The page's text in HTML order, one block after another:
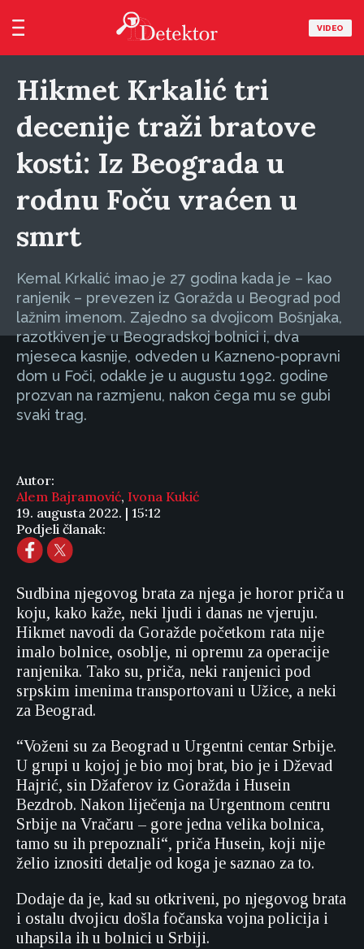
VIDEO
Hikmet Krkalić tri
decenije traži bratove
kosti: Iz Beograda u
rodnu Foču vraćen u
smrt
Kemal Krkalić imao je 27 godina kada je – kao
ranjenik – prevezen iz Goražda u Beograd pod
lažnim imenom. Zajedno sa dvojicom Bošnjaka,
razotkiven je u Beogradskoj bolnici i, dva
mjeseca kasnije, odveden u Kazneno-popravni
dom u Foči, odakle je u augustu 1992. godine
prozvan na razmjenu, nakon čega mu se gubi
svaki trag.
Autor:
Alem Bajramović, Ivona Kukić
19. augusta 2022. | 15:12
Podjeli članak:
Sudbina njegovog brata za njega je horor priča u
koju, kako kaže, neki ljudi i danas ne vjeruju.
Hikmet navodi da Goražde početkom rata nije
imalo bolnice, osoblje, ni opremu za operacije
ranjenika. Tako su, priča, neki ranjenici pod
srpskim imenima transportovani u Užice, a neki
za Beograd.
“Voženi su za Beograd u Urgentni centar Srbije.
U grupi u kojoj je bio moj brat, bio je i Dževad
Hajrić, sin Džaferov iz Goražda i Husein
Bezdrob. Nakon liječenja na Urgentnom centru
Srbije na Vračaru – gore jedna velika bolnica,
tamo su ih prepoznali“, priča Husein, koji nije
želio iznositi detalje od koga je saznao za to.
Dodaje da je, kad su otkriveni, po njegovog brata
i ostalu dvojicu došla fočanska vojna policija i
uhapsila ih u bolnici u Srbiji.